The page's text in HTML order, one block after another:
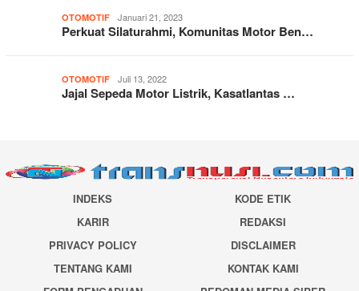
OTOMOTIF Januari 21, 2023
Perkuat Silaturahmi, Komunitas Motor Ben…
OTOMOTIF Juli 13, 2022
Jajal Sepeda Motor Listrik, Kasatlantas …
INDEKS
KODE ETIK
KARIR
REDAKSI
PRIVACY POLICY
DISCLAIMER
TENTANG KAMI
KONTAK KAMI